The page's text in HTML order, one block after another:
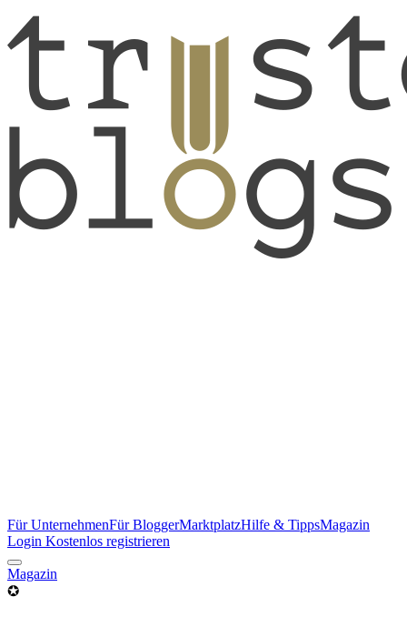
Für UnternehmenFür BloggerMarktplatzHilfe & TippsMagazin
Login Kostenlos registrieren
Magazin
✪